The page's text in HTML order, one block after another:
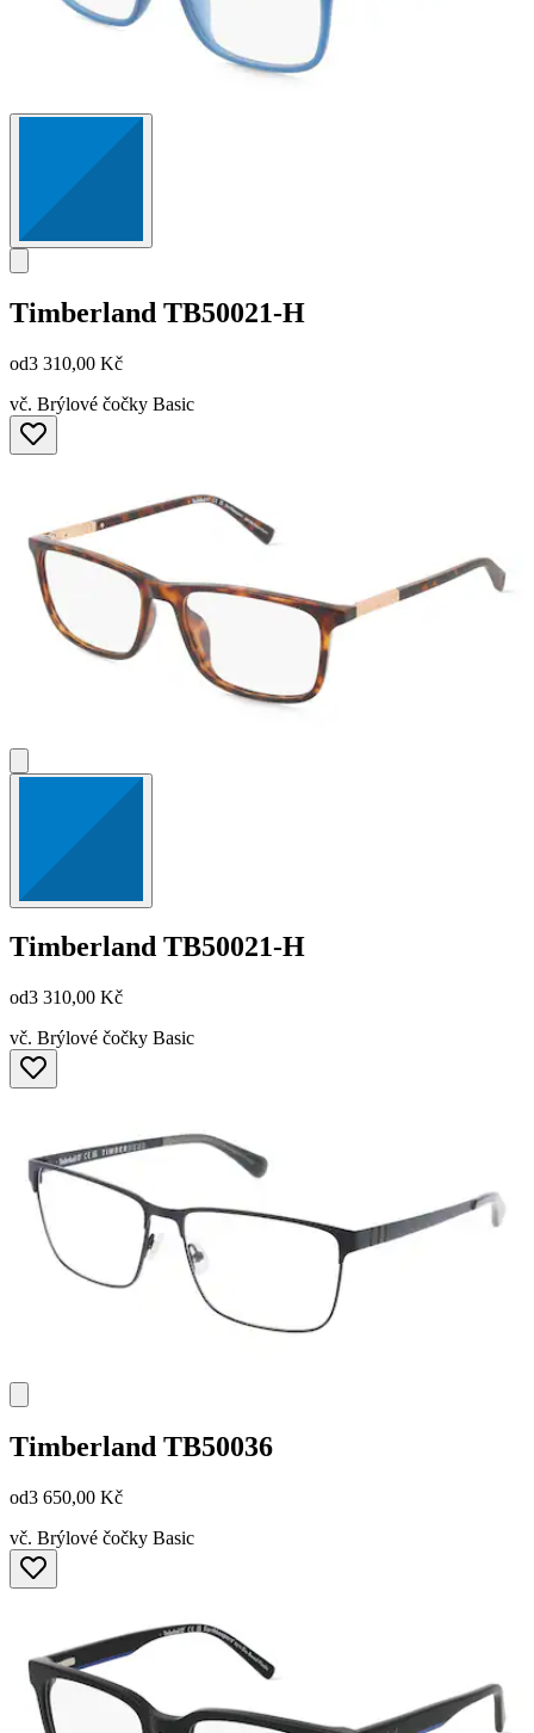
Timberland TB50021-H
od3 310,00 Kč
vč. Brýlové čočky Basic
Timberland TB50021-H
od3 310,00 Kč
vč. Brýlové čočky Basic
Timberland TB50036
od3 650,00 Kč
vč. Brýlové čočky Basic